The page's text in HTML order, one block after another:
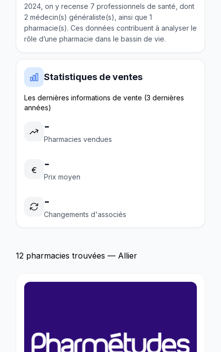
2024, on y recense 7 professionnels de santé, dont
2 médecin(s) généraliste(s), ainsi que 1
pharmacie(s). Ces données contribuent à analyser le
rôle d’une pharmacie dans le bassin de vie.
Statistiques de ventes
Les dernières informations de vente (3 dernières
années)
-
Pharmacies vendues
€ -
Prix moyen
-
Changements d'associés
12 pharmacies trouvées — Allier